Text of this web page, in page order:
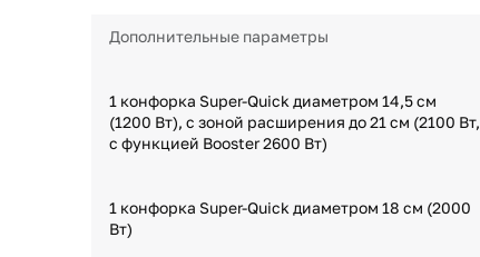
Дополнительные параметры
1 конфорка Super-Quick диаметром 14,5 см
(1200 Вт), с зоной расширения до 21 см (2100 Вт,
с функцией Booster 2600 Вт)
1 конфорка Super-Quick диаметром 18 см (2000
Вт)